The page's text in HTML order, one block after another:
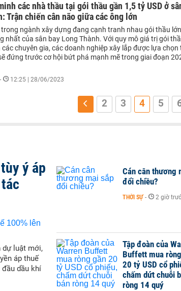
các nhà thầu tại gói thầu gần 1,5 tỷ USD ở
Trận chiến cân não giữa các ông lớn
ngành xây dựng đang cạnh tranh nhau gói thầu
nhất của sân bay Long Thành. Với quy mô giá trị gói
các chuyên gia, các doanh nghiệp xây lắp được lựa chọn
đứng trước cơ hội bứt phá mạnh mẽ trong giai đoạn
- 12:25 | 28/06/2023
2 3 4 5
ý áp
dự luật mới,
áp thuế
đầu dầu khí
Cán cân thương
đổi chiều?
THỜI SỰ - 2 giờ
Tập đoàn của
Buffett mua
20 tỷ USD cổ
chấm dứt chuỗi
ròng 14 quý